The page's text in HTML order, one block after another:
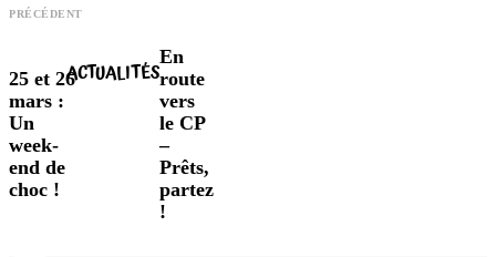
PRÉCÉDENT
25 et 26
mars :
Un
week-
end de
choc !
ACTUALITÉS
En
route
vers
le CP
–
Prêts,
partez
!